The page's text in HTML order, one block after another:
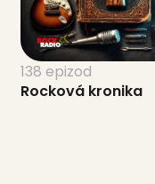
138 epizod
Rocková kronika